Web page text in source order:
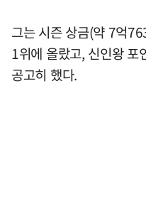
그는 시즌 상금(약 7억
1위에 올랐고, 신인왕
공고히 했다.